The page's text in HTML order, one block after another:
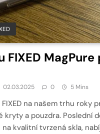
FIXED MagPure
02.03.2025 0 5 Mins
na našem trhu roky
kryty a pouzdra. Poslední
kvalitní tvrzená skla,